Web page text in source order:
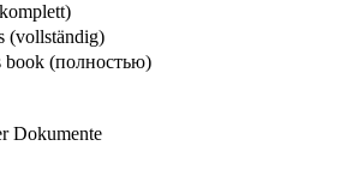
(vollständig)
book (полностью)
Dokumente